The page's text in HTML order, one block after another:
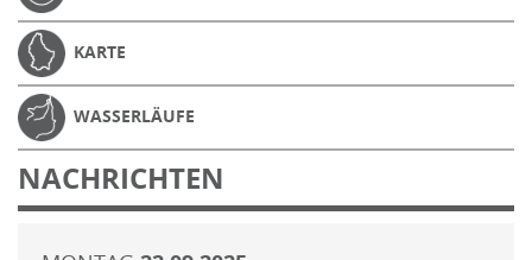
KARTE
WASSERLÄUFE
NACHRICHTEN